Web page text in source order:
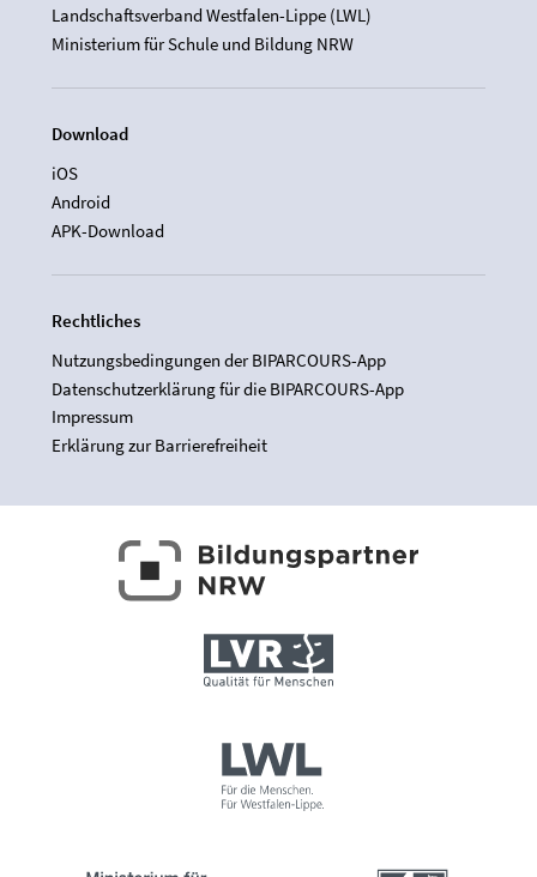
Landschaftsverband Westfalen-Lippe (LWL)
Ministerium für Schule und Bildung NRW
Download
iOS
Android
APK-Download
Rechtliches
Nutzungsbedingungen der BIPARCOURS-App
Datenschutzerklärung für die BIPARCOURS-App
Impressum
Erklärung zur Barrierefreiheit